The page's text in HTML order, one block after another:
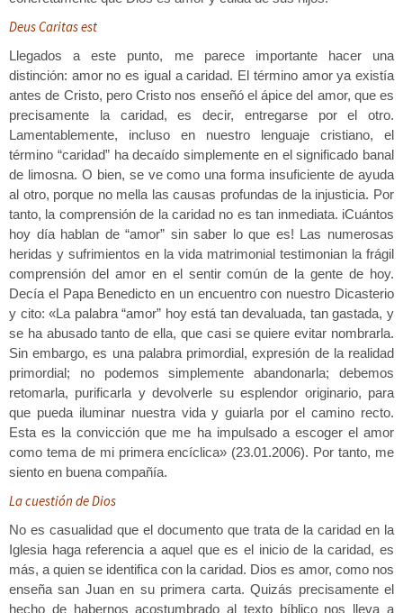
Deus Caritas est
Llegados a este punto, me parece importante hacer una
distinción: amor no es igual a caridad. El término amor ya existía
antes de Cristo, pero Cristo nos enseñó el ápice del amor, que es
precisamente la caridad, es decir, entregarse por el otro.
Lamentablemente, incluso en nuestro lenguaje cristiano, el
término “caridad” ha decaído simplemente en el significado banal
de limosna. O bien, se ve como una forma insuficiente de ayuda
al otro, porque no mella las causas profundas de la injusticia. Por
tanto, la comprensión de la caridad no es tan inmediata. iCuántos
hoy día hablan de “amor” sin saber lo que es! Las numerosas
heridas y sufrimientos en la vida matrimonial testimonian la frágil
comprensión del amor en el sentir común de la gente de hoy.
Decía el Papa Benedicto en un encuentro con nuestro Dicasterio
y cito: «La palabra “amor” hoy está tan devaluada, tan gastada, y
se ha abusado tanto de ella, que casi se quiere evitar nombrarla.
Sin embargo, es una palabra primordial, expresión de la realidad
primordial; no podemos simplemente abandonarla; debemos
retomarla, purificarla y devolverle su esplendor originario, para
que pueda iluminar nuestra vida y guiarla por el camino recto.
Esta es la convicción que me ha impulsado a escoger el amor
como tema de mi primera encíclica» (23.01.2006). Por tanto, me
siento en buena compañía.
La cuestión de Dios
No es casualidad que el documento que trata de la caridad en la
Iglesia haga referencia a aquel que es el inicio de la caridad, es
más, a quien se identifica con la caridad. Dios es amor, como nos
enseña san Juan en su primera carta. Quizás precisamente el
hecho de habernos acostumbrado al texto bíblico nos lleva a